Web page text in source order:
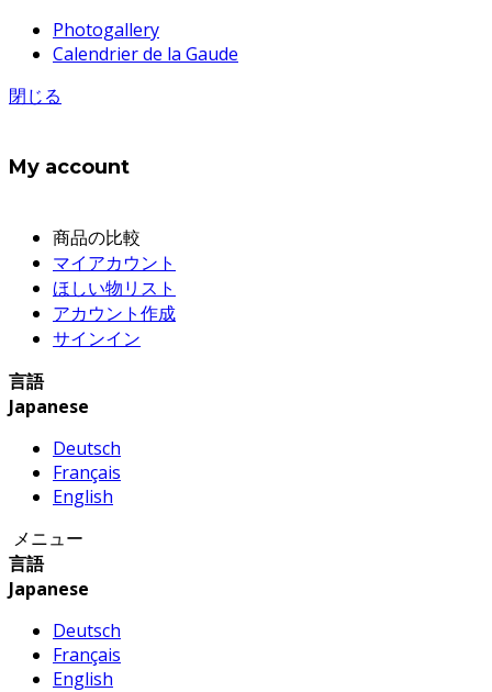
Photogallery
Calendrier de la Gaude
閉じる
My account
商品の比較
マイアカウント
ほしい物リスト
アカウント作成
サインイン
言語
Japanese
Deutsch
Français
English
メニュー
言語
Japanese
Deutsch
Français
English